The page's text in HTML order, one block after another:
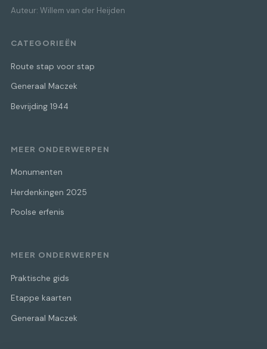
Auteur: Willem van der Heijden
CATEGORIEËN
Route stap voor stap
Generaal Maczek
Bevrijding 1944
MEER ONDERWERPEN
Monumenten
Herdenkingen 2025
Poolse erfenis
MEER ONDERWERPEN
Praktische gids
Etappe kaarten
Generaal Maczek